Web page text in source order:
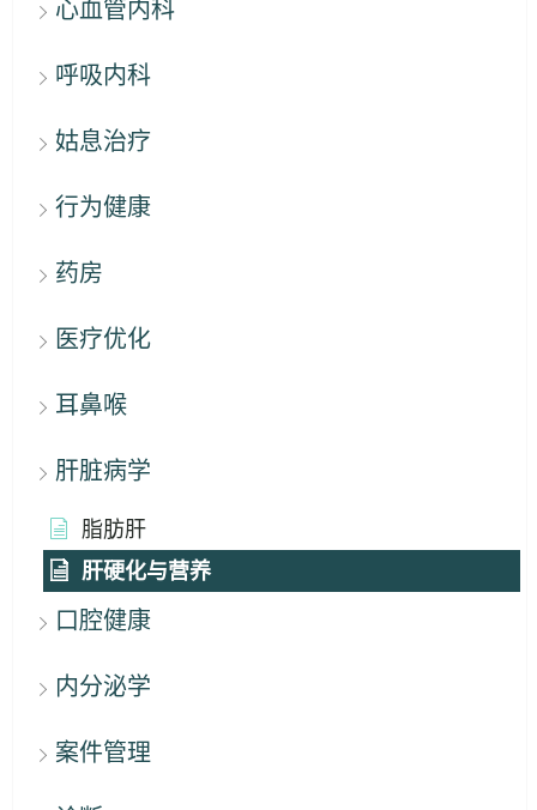
心血管内科
呼吸内科
姑息治疗
行为健康
药房
医疗优化
耳鼻喉
肝脏病学
脂肪肝
肝硬化与营养
口腔健康
内分泌学
案件管理